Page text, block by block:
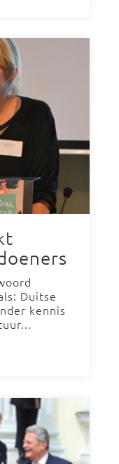
Duitse
kennis